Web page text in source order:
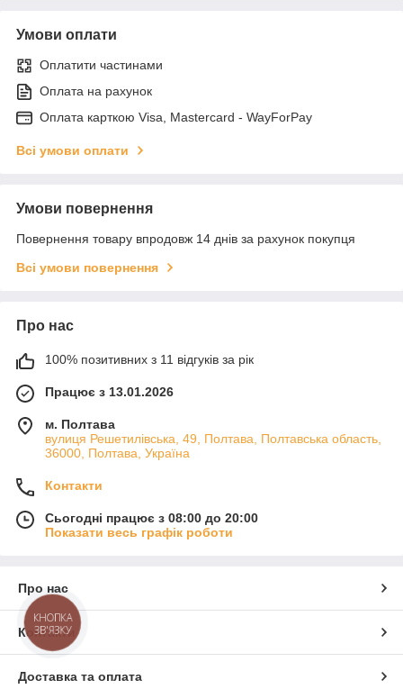
Умови оплати
Оплатити частинами
Оплата на рахунок
Оплата карткою Visa, Mastercard - WayForPay
Всі умови оплати
Умови повернення
Повернення товару впродовж 14 днів за рахунок покупця
Всі умови повернення
Про нас
100% позитивних з 11 відгуків за рік
Працює з 13.01.2026
м. Полтава
вулиця Решетилівська, 49, Полтава, Полтавська область,
36000, Полтава, Україна
Контакти
Сьогодні працює з 08:00 до 20:00
Показати весь графік роботи
Про нас
Контакти
Доставка та оплата
КНОПКА
ЗВ'ЯЗКУ